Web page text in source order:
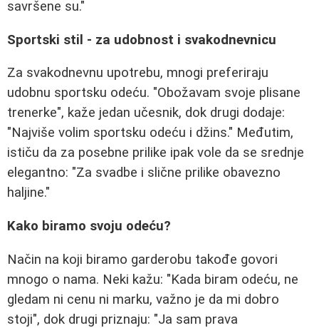
savršene su."
Sportski stil - za udobnost i svakodnevnicu
Za svakodnevnu upotrebu, mnogi preferiraju
udobnu sportsku odeću. "Obožavam svoje plisane
trenerke", kaže jedan učesnik, dok drugi dodaje:
"Najviše volim sportsku odeću i džins." Međutim,
ističu da za posebne prilike ipak vole da se srednje
elegantno: "Za svadbe i slične prilike obavezno
haljine."
Kako biramo svoju odeću?
Način na koji biramo garderobu takođe govori
mnogo o nama. Neki kažu: "Kada biram odeću, ne
gledam ni cenu ni marku, važno je da mi dobro
stoji", dok drugi priznaju: "Ja sam prava